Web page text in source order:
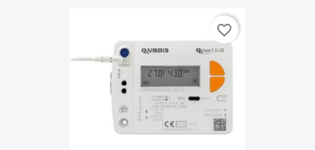
favorite_border